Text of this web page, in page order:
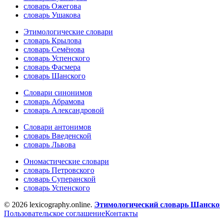
словарь Ожегова
словарь Ушакова
Этимологические словари
словарь Крылова
словарь Семёнова
словарь Успенского
словарь Фасмера
словарь Шанского
Словари синонимов
словарь Абрамова
словарь Александровой
Словари антонимов
словарь Введенской
словарь Львова
Ономастические словари
словарь Петровского
словарь Суперанской
словарь Успенского
© 2026 lexicography.online. Этимологический словарь
Пользовательское соглашениеКонтакты